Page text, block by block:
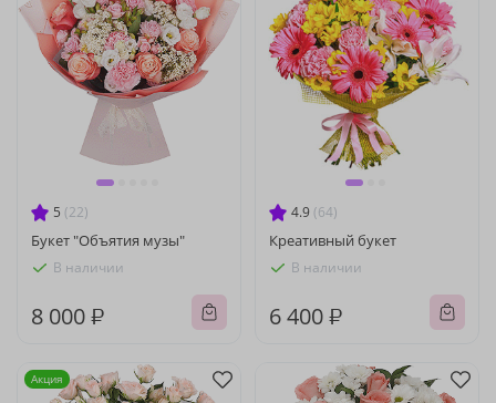
5 (22)
Букет "Объятия музы"
В наличии
8 000 ₽
4.9 (64)
Креативный букет
В наличии
6 400 ₽
Акция